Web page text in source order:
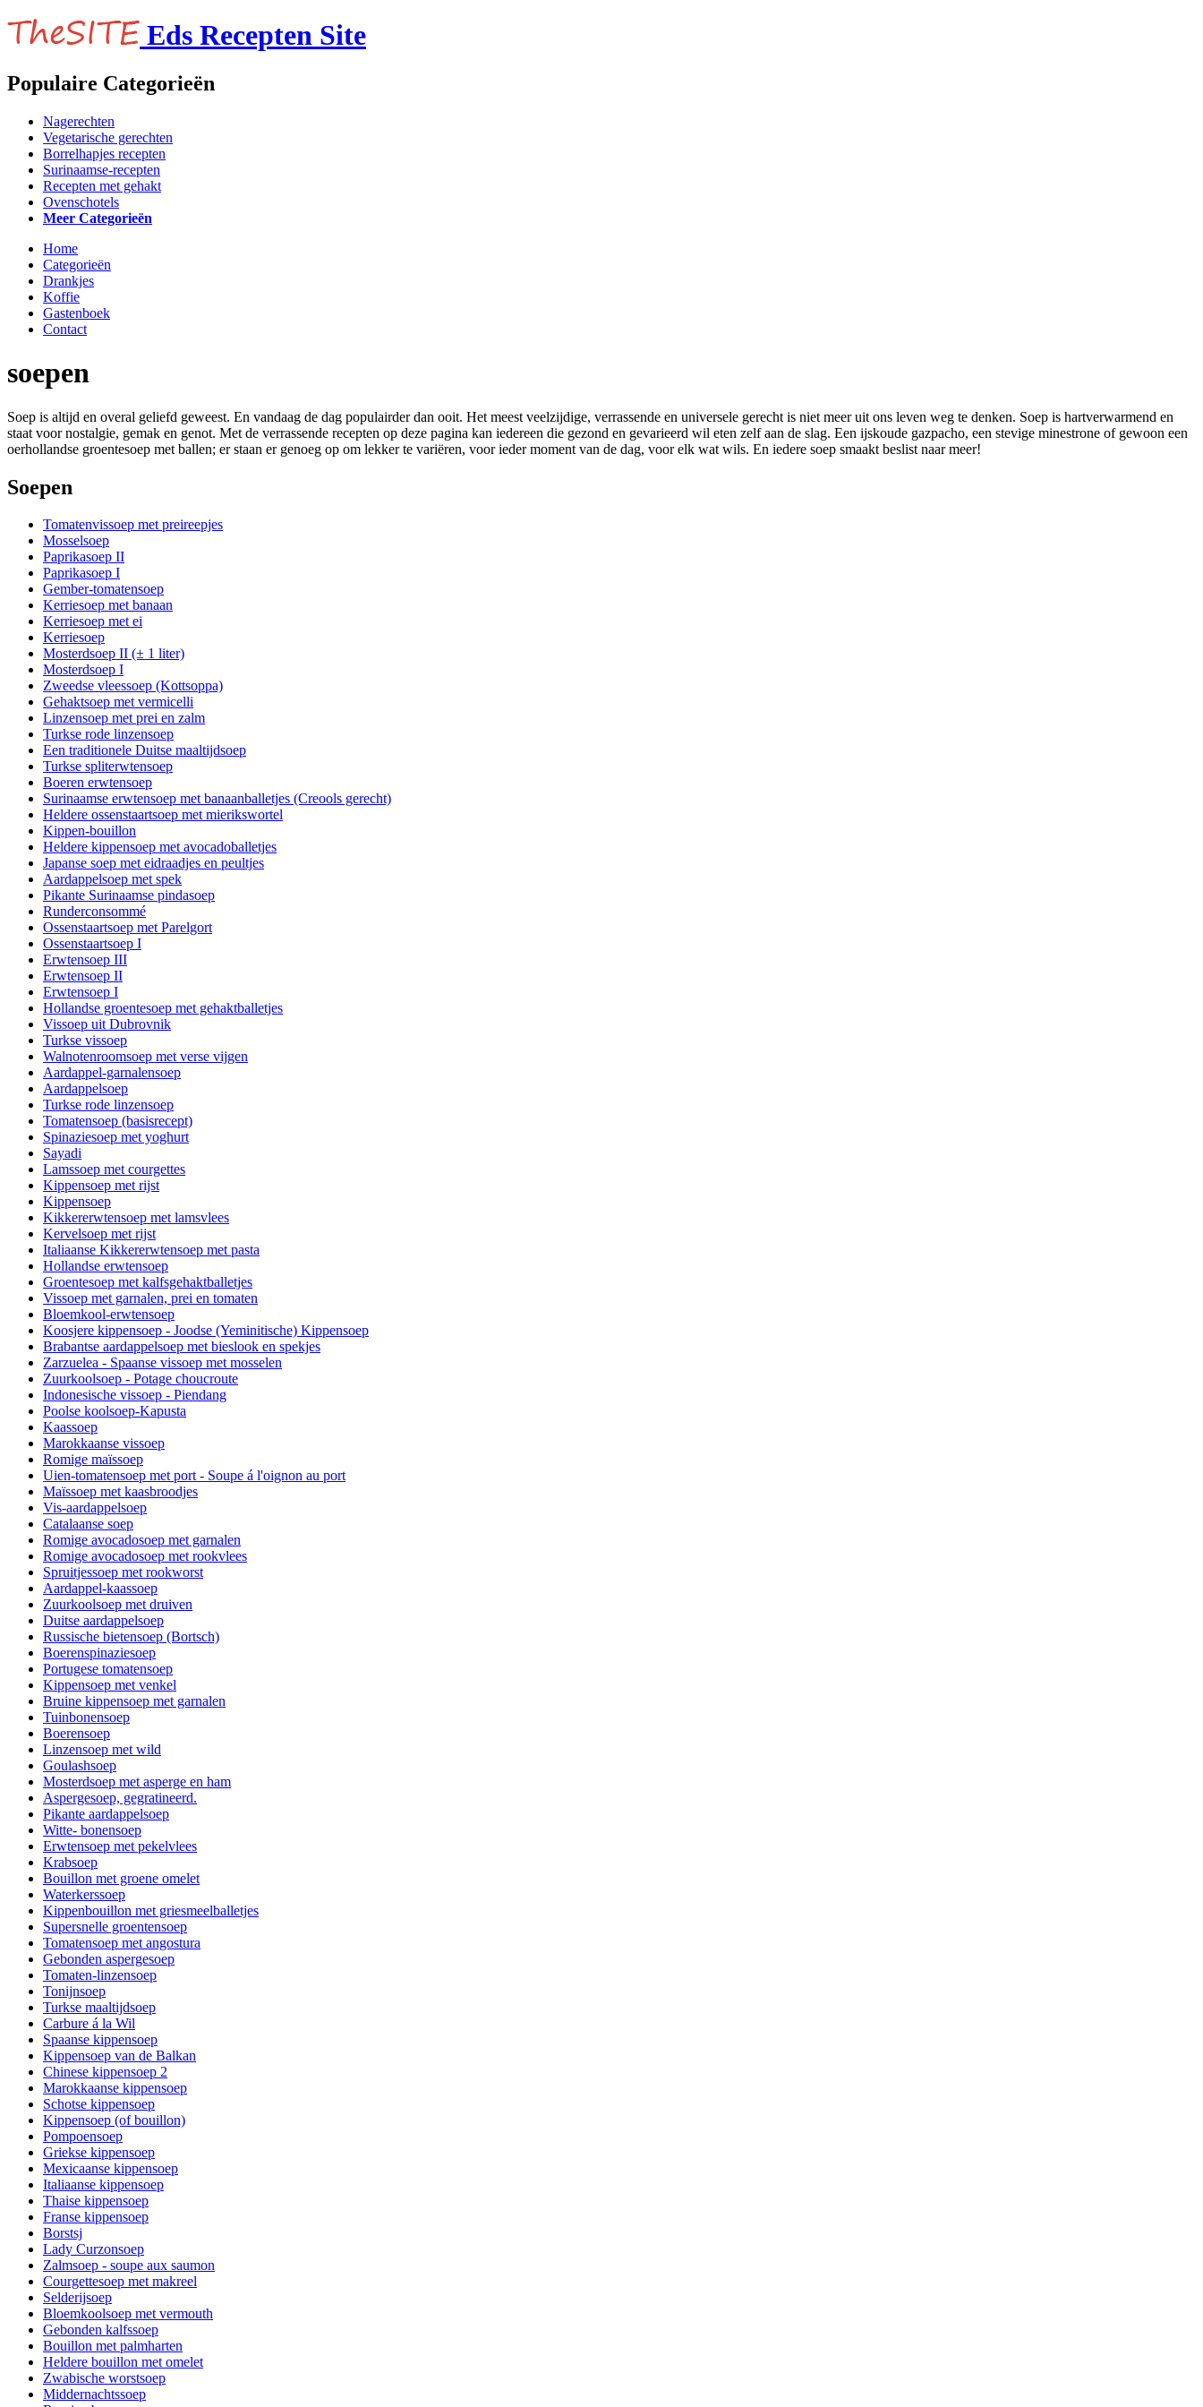
Eds Recepten Site
Populaire Categorieën
Nagerechten
Vegetarische gerechten
Borrelhapjes recepten
Surinaamse-recepten
Recepten met gehakt
Ovenschotels
Meer Categorieën
Home
Categorieën
Drankjes
Koffie
Gastenboek
Contact
soepen
Soep is altijd en overal geliefd geweest. En vandaag de dag populairder dan ooit. Het meest veelzijdige, verrassende en universele gerecht is niet meer uit ons leven weg te denken. Soep is hartverwarmend en
staat voor nostalgie, gemak en genot. Met de verrassende recepten op deze pagina kan iedereen die gezond en gevarieerd wil eten zelf aan de slag. Een ijskoude gazpacho, een stevige minestrone of gewoon een
oerhollandse groentesoep met ballen; er staan er genoeg op om lekker te variëren, voor ieder moment van de dag, voor elk wat wils. En iedere soep smaakt beslist naar meer!
Soepen
Tomatenvissoep met preireepjes
Mosselsoep
Paprikasoep II
Paprikasoep I
Gember-tomatensoep
Kerriesoep met banaan
Kerriesoep met ei
Kerriesoep
Mosterdsoep II (± 1 liter)
Mosterdsoep I
Zweedse vleessoep (Kottsoppa)
Gehaktsoep met vermicelli
Linzensoep met prei en zalm
Turkse rode linzensoep
Een traditionele Duitse maaltijdsoep
Turkse spliterwtensoep
Boeren erwtensoep
Surinaamse erwtensoep met banaanballetjes (Creools gerecht)
Heldere ossenstaartsoep met mierikswortel
Kippen-bouillon
Heldere kippensoep met avocadoballetjes
Japanse soep met eidraadjes en peultjes
Aardappelsoep met spek
Pikante Surinaamse pindasoep
Runderconsommé
Ossenstaartsoep met Parelgort
Ossenstaartsoep I
Erwtensoep III
Erwtensoep II
Erwtensoep I
Hollandse groentesoep met gehaktballetjes
Vissoep uit Dubrovnik
Turkse vissoep
Walnotenroomsoep met verse vijgen
Aardappel-garnalensoep
Aardappelsoep
Turkse rode linzensoep
Tomatensoep (basisrecept)
Spinaziesoep met yoghurt
Sayadi
Lamssoep met courgettes
Kippensoep met rijst
Kippensoep
Kikkererwtensoep met lamsvlees
Kervelsoep met rijst
Italiaanse Kikkererwtensoep met pasta
Hollandse erwtensoep
Groentesoep met kalfsgehaktballetjes
Vissoep met garnalen, prei en tomaten
Bloemkool-erwtensoep
Koosjere kippensoep - Joodse (Yeminitische) Kippensoep
Brabantse aardappelsoep met bieslook en spekjes
Zarzuelea - Spaanse vissoep met mosselen
Zuurkoolsoep - Potage choucroute
Indonesische vissoep - Piendang
Poolse koolsoep-Kapusta
Kaassoep
Marokkaanse vissoep
Romige maïssoep
Uien-tomatensoep met port - Soupe á l'oignon au port
Maïssoep met kaasbroodjes
Vis-aardappelsoep
Catalaanse soep
Romige avocadosoep met garnalen
Romige avocadosoep met rookvlees
Spruitjessoep met rookworst
Aardappel-kaassoep
Zuurkoolsoep met druiven
Duitse aardappelsoep
Russische bietensoep (Bortsch)
Boerenspinaziesoep
Portugese tomatensoep
Kippensoep met venkel
Bruine kippensoep met garnalen
Tuinbonensoep
Boerensoep
Linzensoep met wild
Goulashsoep
Mosterdsoep met asperge en ham
Aspergesoep, gegratineerd.
Pikante aardappelsoep
Witte- bonensoep
Erwtensoep met pekelvlees
Krabsoep
Bouillon met groene omelet
Waterkerssoep
Kippenbouillon met griesmeelballetjes
Supersnelle groentensoep
Tomatensoep met angostura
Gebonden aspergesoep
Tomaten-linzensoep
Tonijnsoep
Turkse maaltijdsoep
Carbure á la Wil
Spaanse kippensoep
Kippensoep van de Balkan
Chinese kippensoep 2
Marokkaanse kippensoep
Schotse kippensoep
Kippensoep (of bouillon)
Pompoensoep
Griekse kippensoep
Mexicaanse kippensoep
Italiaanse kippensoep
Thaise kippensoep
Franse kippensoep
Borstsj
Lady Curzonsoep
Zalmsoep - soupe aux saumon
Courgettesoep met makreel
Selderijsoep
Bloemkoolsoep met vermouth
Gebonden kalfssoep
Bouillon met palmharten
Heldere bouillon met omelet
Zwabische worstsoep
Middernachtssoep